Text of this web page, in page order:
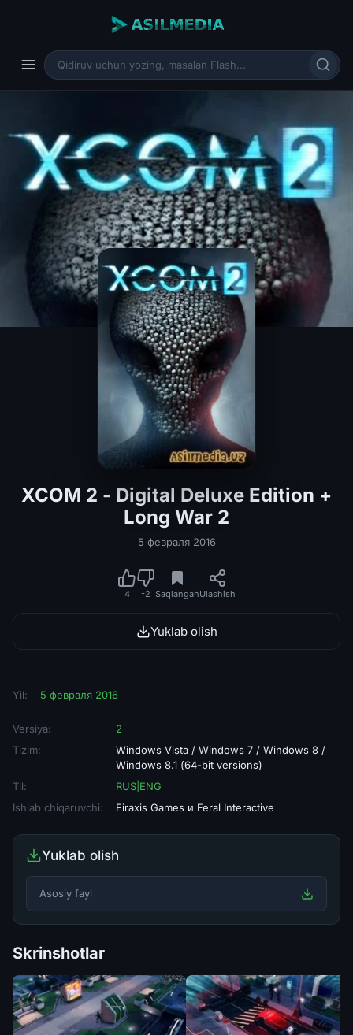
XCOM 2 - Digital Deluxe Edition +
Long War 2
5 февраля 2016
4 -2 SaqlanganUlashish
Yuklab olish
Yil: 5 февраля 2016
Versiya:
2
Tizim:
Windows Vista / Windows 7 / Windows 8 /
Windows 8.1 (64-bit versions)
Til:
RUS|ENG
Ishlab chiqaruvchi:
Firaxis Games и Feral Interactive
Yuklab olish
Asosiy fayl
Skrinshotlar